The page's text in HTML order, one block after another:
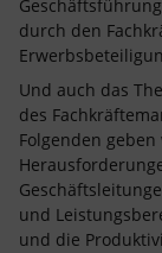
durch den
Und auch das
des
Folgenden
und
und die